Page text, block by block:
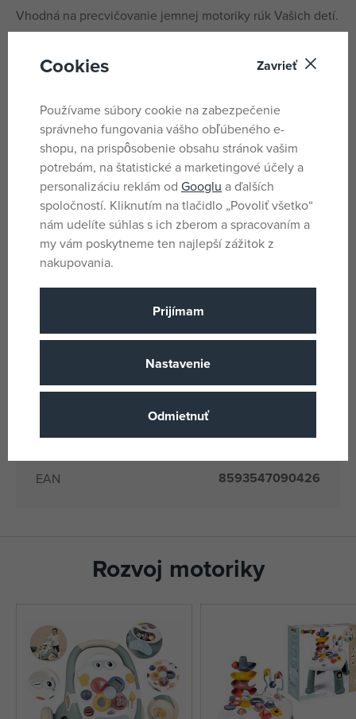
Vhodná na precvičovanie jemnej motoriky rúk Vašich detí.
Možnosť poranenia v oblasti krku.
Parametre
Pohlavie Pro holky i kluky
Farba Viacfarebné
Materiál
Výrobca / Dodávateľ
EAN 8593547090426
Rozvoj motoriky
Cookies Zavrieť
Používame súbory cookie na zabezpečenie
správneho fungovania vášho obľúbeného e-
shopu, na prispôsobenie obsahu stránok vašim
potrebám, na štatistické a marketingové účely a
personalizáciu reklám od Googlu a ďalších
spoločností. Kliknutím na tlačidlo „Povoliť všetko“
nám udelíte súhlas s ich zberom a spracovaním a
my vám poskytneme ten najlepší zážitok z
nakupovania.
Prijímam
Nastavenie
Odmietnuť